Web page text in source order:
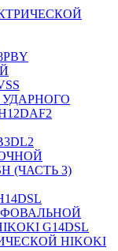
(ЧАСТЬ 3)
G14DSL
HIKOKI